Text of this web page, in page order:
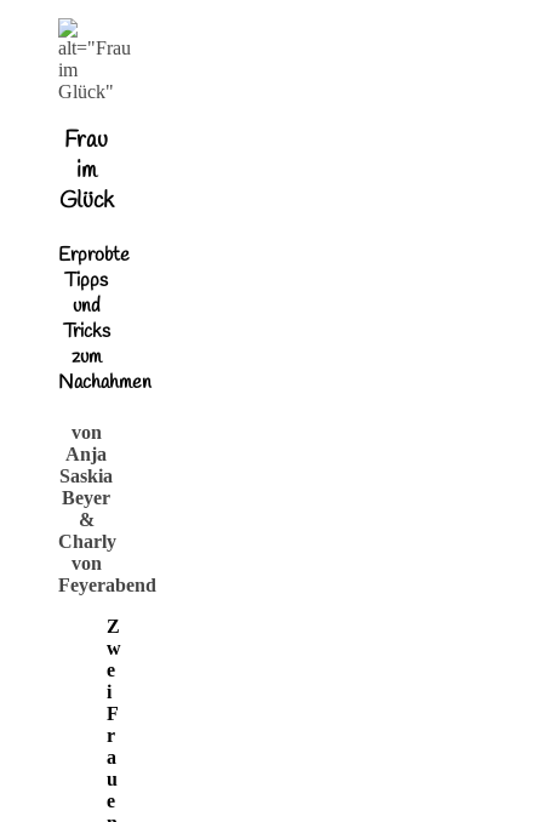
Frau
im
Glück
Erprobte
Tipps
und
Tricks
zum
Nachahmen
von
Anja
Saskia
Beyer
&
Charly
von
Feyerabend
Z
w
e
i
F
r
a
u
e